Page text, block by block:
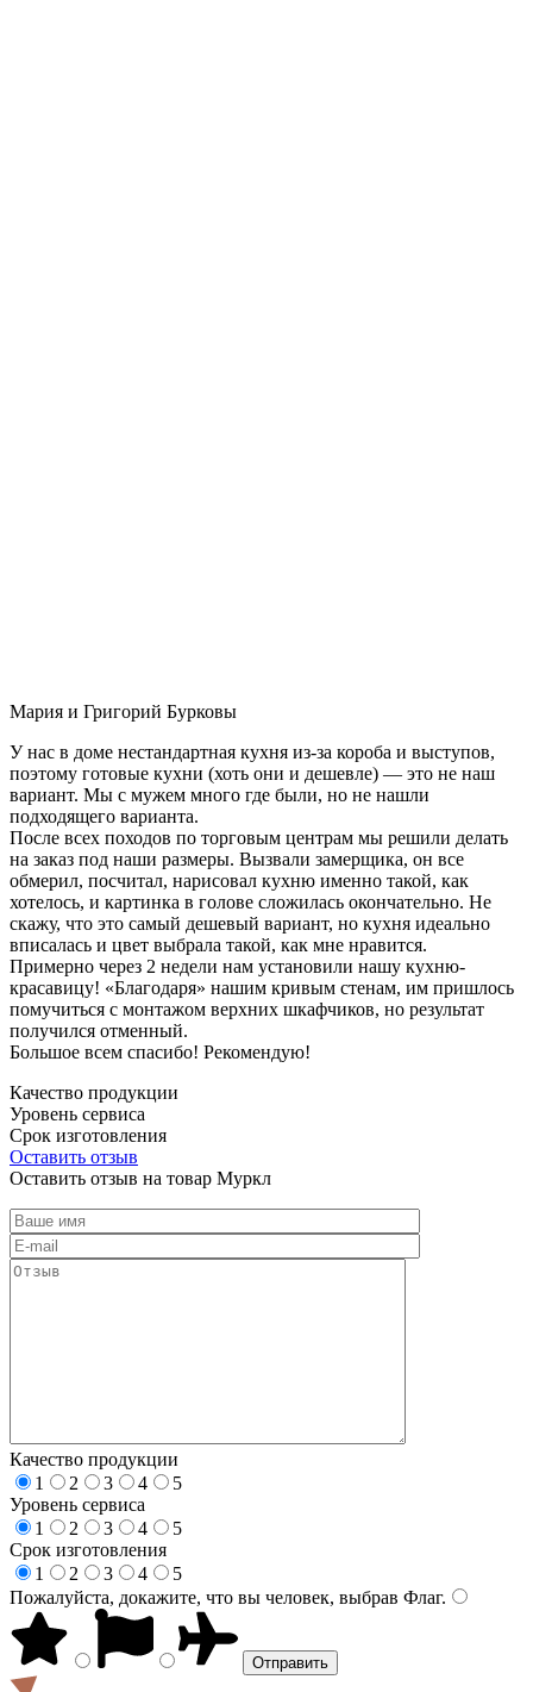
Мария и Григорий Бурковы
У нас в доме нестандартная кухня из-за короба и выступов,
поэтому готовые кухни (хоть они и дешевле) — это не наш
вариант. Мы с мужем много где были, но не нашли
подходящего варианта.
После всех походов по торговым центрам мы решили делать
на заказ под наши размеры. Вызвали замерщика, он все
обмерил, посчитал, нарисовал кухню именно такой, как
хотелось, и картинка в голове сложилась окончательно. Не
скажу, что это самый дешевый вариант, но кухня идеально
вписалась и цвет выбрала такой, как мне нравится.
Примерно через 2 недели нам установили нашу кухню-
красавицу! «Благодаря» нашим кривым стенам, им пришлось
помучиться с монтажом верхних шкафчиков, но результат
получился отменный.
Большое всем спасибо! Рекомендую!
Качество продукции
Уровень сервиса
Срок изготовления
Оставить отзыв
Оставить отзыв на товар Муркл
Качество продукции
1
2 3 4
5
Уровень сервиса
1
2 3 4
5
Срок изготовления
1
2 3 4
5
Пожалуйста, докажите, что вы человек, выбрав Флаг.